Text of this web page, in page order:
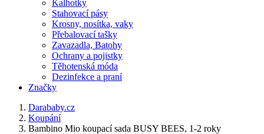
Kalhotky
Stahovací pásy
Krosny, nosítka, vaky
Přebalovací tašky
Zavazadla, Batohy
Ochrany a pojistky
Těhotenská móda
Dezinfekce a praní
Značky
Darababy.cz
Koupání
Bambino Mio koupací sada BUSY BEES, 1-2 roky